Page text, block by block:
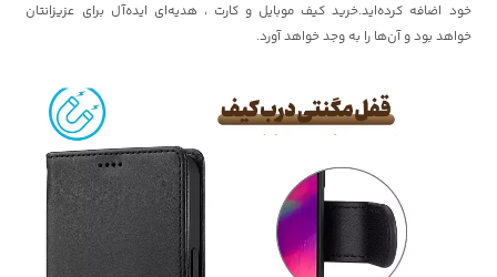
خود اضافه کرده‌اید.خرید کیف موبایل و کارت ، هدیه‌ای ایده‌آل برای عزیزانتان
خواهد بود و آن‌ها را به وجد خواهد آورد.